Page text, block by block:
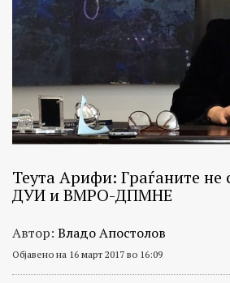
Теута Арифи: Граѓаните не
ДУИ и ВМРО-ДПМНЕ
Автор: Владо Апостолов
Објавено на 16 март 2017 во 16:09